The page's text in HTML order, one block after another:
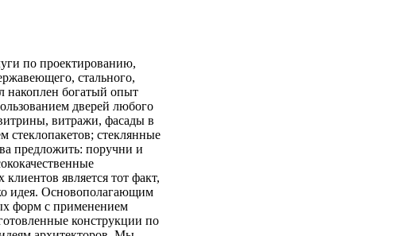
по проектированию,
стального,
накоплен богатый опыт
дверей любого
витражи, фасады в
стеклянные
предложить: поручни и
является тот факт,
идея. Основополагающим
форм с применением
конструкции по